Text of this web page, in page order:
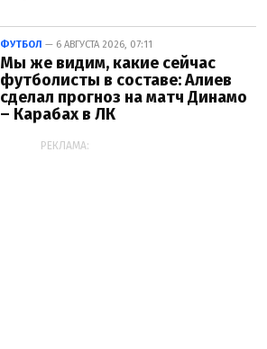
ФУТБОЛ — 6 АВГУСТА 2026, 07:11
Мы же видим, какие сейчас
футболисты в составе: Алиев
сделал прогноз на матч Динамо
– Карабах в ЛК
РЕКЛАМА: